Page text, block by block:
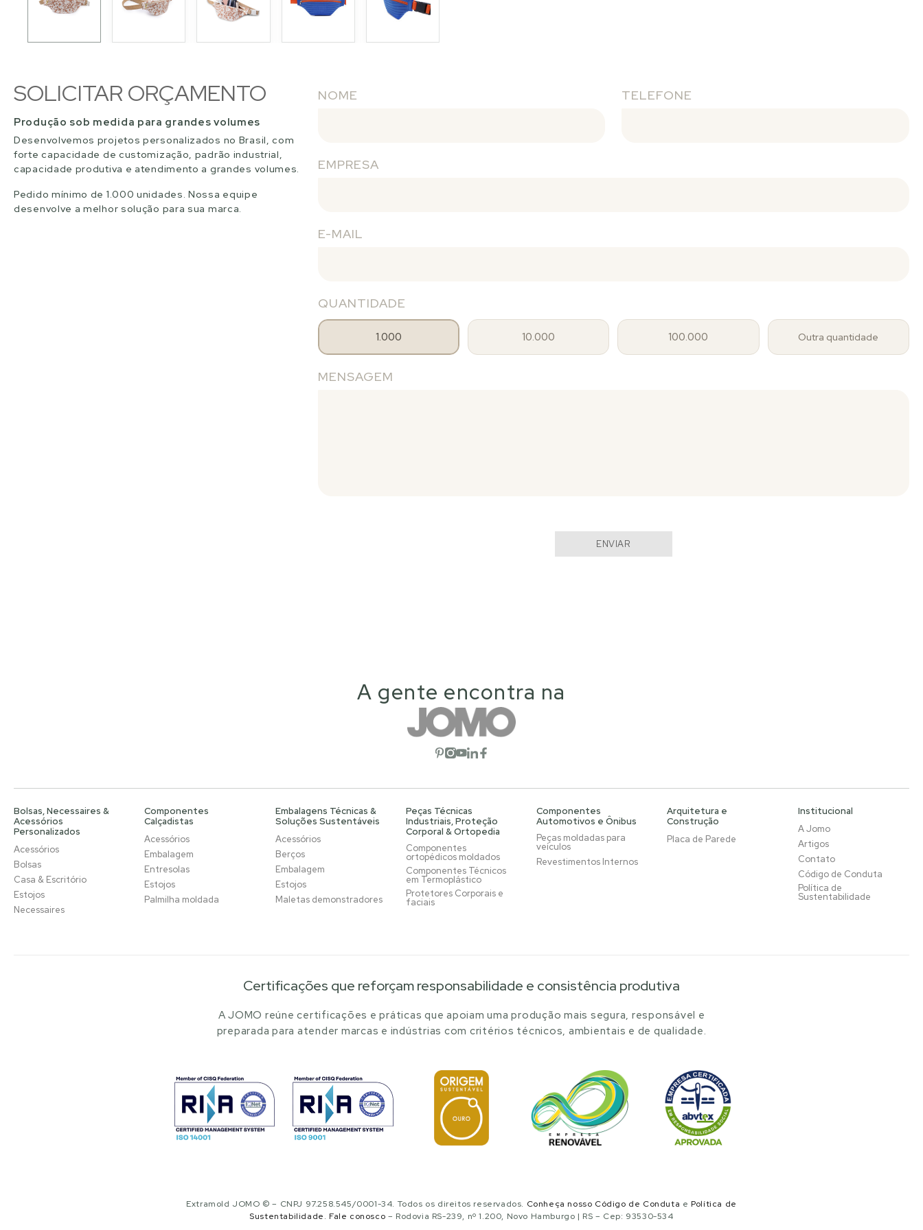
SOLICITAR ORÇAMENTO
Produção sob medida para grandes volumes
Desenvolvemos projetos personalizados no Brasil, com
forte capacidade de customização, padrão industrial,
capacidade produtiva e atendimento a grandes volumes.
Pedido mínimo de 1.000 unidades. Nossa equipe
desenvolve a melhor solução para sua marca.
NOME TELEFONE
EMPRESA
E-MAIL
QUANTIDADE
1.000 10.000 100.000 Outra quantidade
MENSAGEM
ENVIAR
A gente encontra na
Abrir rede social
Abrir rede social
Abrir rede social
Abrir rede social
Abrir rede social
Bolsas, Necessaires &
Acessórios
Personalizados
Acessórios
Bolsas
Casa & Escritório
Estojos
Necessaires
Componentes
Calçadistas
Acessórios
Embalagem
Entresolas
Estojos
Palmilha moldada
Embalagens Técnicas &
Soluções Sustentáveis
Acessórios
Berços
Embalagem
Estojos
Maletas demonstradores
Peças Técnicas
Industriais, Proteção
Corporal & Ortopedia
Componentes
ortopédicos moldados
Componentes Técnicos
em Termoplástico
Protetores Corporais e
faciais
Componentes
Automotivos e Ônibus
Peças moldadas para
veículos
Revestimentos Internos
Arquitetura e
Construção
Placa de Parede
Institucional
A Jomo
Artigos
Contato
Código de Conduta
Política de
Sustentabilidade
Certificações que reforçam responsabilidade e consistência produtiva
A JOMO reúne certificações e práticas que apoiam uma produção mais segura, responsável e
preparada para atender marcas e indústrias com critérios técnicos, ambientais e de qualidade.
Extramold JOMO © – CNPJ 97.258.545/0001-34. Todos os direitos reservados. Conheça nosso Código de Conduta e Política de
Sustentabilidade. Fale conosco – Rodovia RS-239, nº 1.200, Novo Hamburgo | RS – Cep: 93530-534